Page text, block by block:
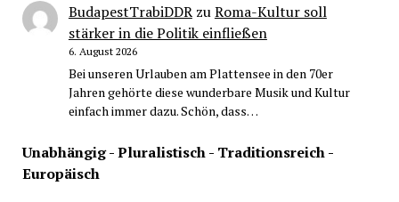
BudapestTrabiDDRzuRoma-Kultur soll
stärker in die Politik einfließen
6. August 2026
Bei unseren Urlauben am Plattensee in den 70er
Jahren gehörte diese wunderbare Musik und Kultur
einfach immer dazu. Schön, dass…
Unabhängig - Pluralistisch - Traditionsreich -
Europäisch